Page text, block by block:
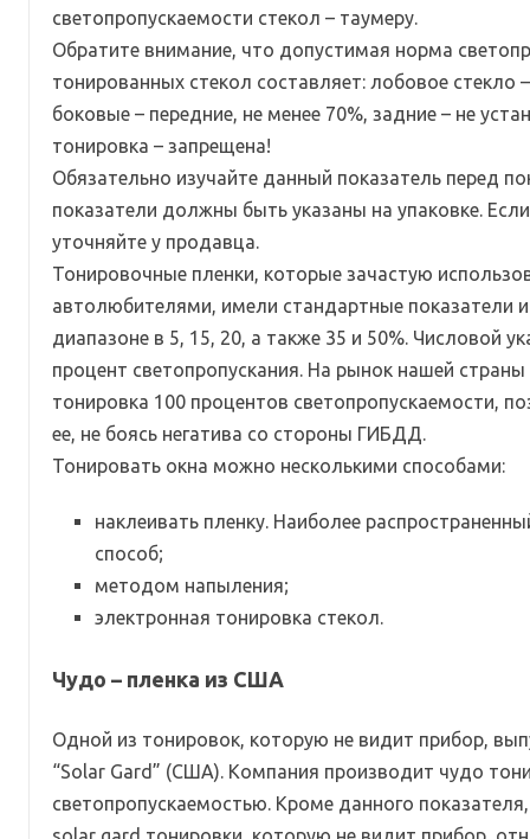
светопропускаемости стекол – таумеру.
Обратите внимание, что допустимая норма
тонированных стекол составляет: лобовое стекло
боковые – передние, не менее 70%, задние – не
тонировка – запрещена!
Обязательно изучайте данный показатель перед
показатели должны быть указаны на упаковке.
уточняйте у продавца.
Тонировочные пленки, которые зачастую
автолюбителями, имели стандартные показатели
диапазоне в 5, 15, 20, а также 35 и 50%. Числовой
процент светопропускания. На рынок нашей
тонировка 100 процентов светопропускаемости,
ее, не боясь негатива со стороны ГИБДД.
Тонировать окна можно несколькими способами:
наклеивать пленку. Наиболее
способ;
методом напыления;
электронная тонировка стекол.
Чудо – пленка из США
Одной из тонировок, которую не видит прибор,
“Solar Gard” (США). Компания производит чудо
светопропускаемостью. Кроме данного